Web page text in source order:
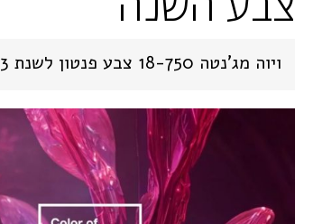
ויוה מג'נטה 18-750 צבע פנטון לשנת 2023 – זריקת אופטימיות לשנה החדש